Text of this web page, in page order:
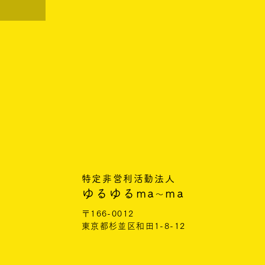
特定非営利活動法人
ゆるゆるma 〜 ma
〒166-0012
東京都杉並区和田1-8-12